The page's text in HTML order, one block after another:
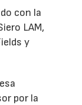
con la
LAM,
y
por la